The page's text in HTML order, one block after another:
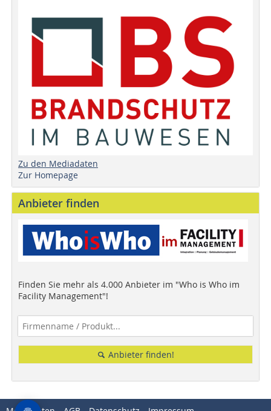
Zu den Mediadaten
Zur Homepage
Anbieter finden
Finden Sie mehr als 4.000 Anbieter im "Who is Who im
Facility Management"!
Anbieter finden!